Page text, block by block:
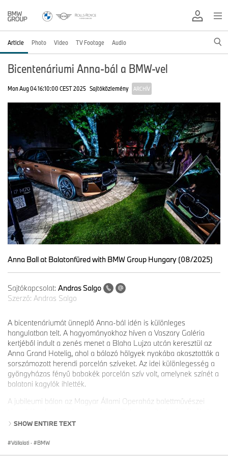
Article Photo Video TV Footage Audio
Bicentenáriumi Anna-bál a BMW-vel
Mon Aug 04 16:10:00 CEST 2025 Sajtóközlemény ARCHÍV
Anna Ball at Balatonfüred with BMW Group Hungary (08/2025)
Sajtókapcsolat: Andras Salgo
Szerző: Andras Salgo
A bicentenáriumát ünneplő Anna-bál idén is különleges
hangulatban telt. A hagyományokhoz híven a Vaszary Galéria
kertjéből indult a zenés menet a Blaha Lujza utcán keresztül az
Anna Grand Hotelig, ahol a bálozó hölgyek nyakába akasztották a
sorszámozott herendi porcelán szíveket. Az idei különlegesség a
gyöngyházas fényű babakék porcelán szív volt, amelynek színét a
balatoni kagylók ihlették.
A jubileumi bálon az Magyar Állami Operaház balettművészei
Mendelssohn Kamarazenekar kísérte. Az idei Anna-bál
Sokadalom volt, amelyen kétszáz lány és fiú vett részt.
SHOW ENTIRE TEXT
Vállalati · BMW